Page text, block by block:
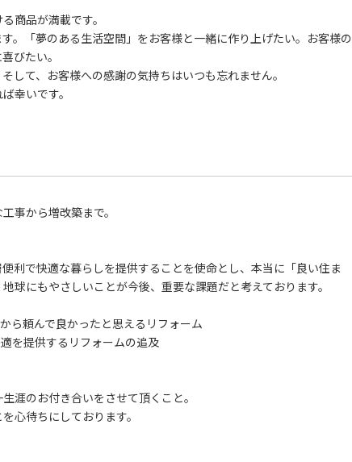
商品が満載です。
。「夢のある生活空間」をお客様と一緒に作り上げたい。お客様の
びたい。
して、お客様への感謝の気持ちはいつも忘れません。
幸いです。
事から増改築まで。
利で快適な暮らしを提供することを使命とし、本当に「良い住ま
球にもやさしいことが今後、重要な課題だと考えております。
ら頼んで良かったと思えるリフォーム
を提供するリフォームの追及
涯のお付き合いをさせて頂くこと。
心待ちにしております。